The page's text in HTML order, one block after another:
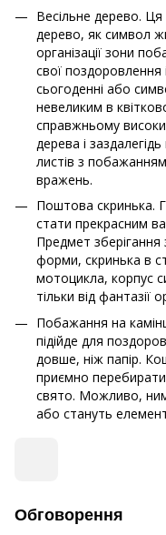
Весільне дерево. Ця
дерево, як символ
організації зони
свої поздоровлення
сьогоденні або
невеликим в
справжньому
дерева і
листів з
вражень.
Поштова скринька.
стати прекрасним
Предмет зберігання
форми, скринька в
мотоцикла, корпус
тільки від фантазії
Побажання на
підійде для
довше, ніж папір.
приємно
свято. Можливо,
або стануть
Обговорення